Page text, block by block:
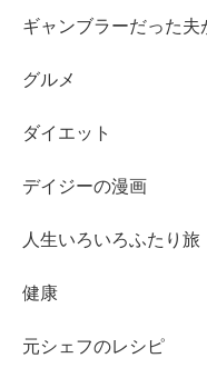
ギャンブラーだった
グルメ
ダイエット
デイジーの漫画
人生いろいろふたり旅
健康
元シェフのレシピ